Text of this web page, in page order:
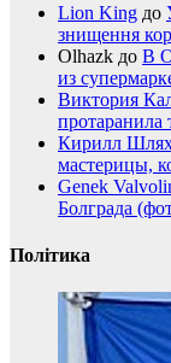
Lion King до
знищення
Olhazk до В
из
Виктория
протаранила
Кирилл
мастерицы,
Genek
Болграда
Політика